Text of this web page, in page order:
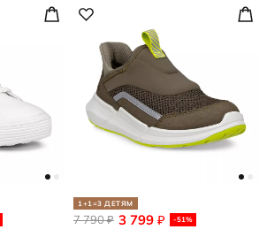
1+1=3 ДЕТЯМ
3 799 ₽ -51%
7 790₽